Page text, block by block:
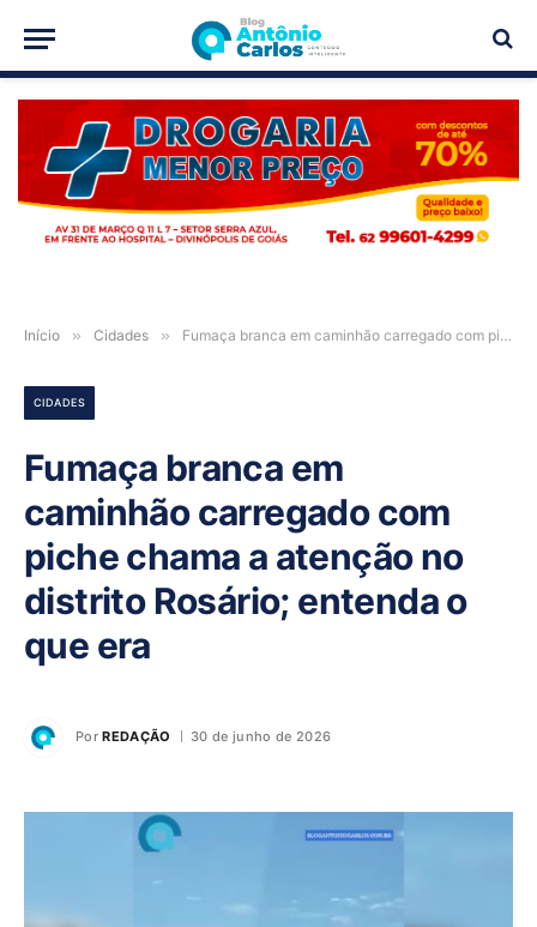
PUBLICIDADE
Início » Cidades » Fumaça branca em caminhão carregado com piche chama a atenção no distrito Rosário; entenda o que era
CIDADES
Fumaça branca em
caminhão carregado com
piche chama a atenção no
distrito Rosário; entenda o
que era
Por REDAÇÃO 30 de junho de 2026